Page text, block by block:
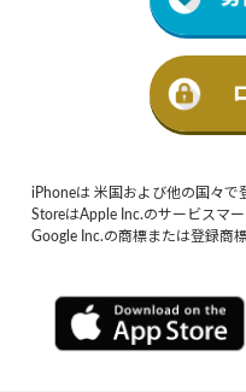
iPhoneは 米国および他の国々で
StoreはApple Inc.のサービスマ
Google Inc.の商標または登録商標